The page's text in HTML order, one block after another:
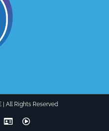
| All Rights Reserved
LinkedInYouTube